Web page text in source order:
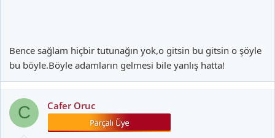
Bence sağlam hiçbir tutunağın yok,o gitsin bu gitsin o şöyle
bu böyle.Böyle adamların gelmesi bile yanlış hatta!
C Cafer Oruc